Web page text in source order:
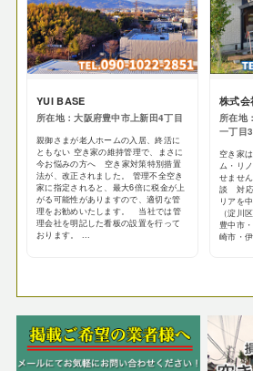
YUI BASE
所在地：大阪府豊中市上新田4丁目
親御さまが老人ホームの入居、終活に
ともない 空き家の維持管理で、まさに
今お悩みの方へ 空き家対策特別措置
法が、改正されました。 管理不全空き
家に指定されると、最大6倍に税金が上
がる可能性がありますので、適切な管
理をお勧めいたします。 当社では管
理会社を明記した看板の設置を行って
おります。 ...
株式会
所在地
一丁目
空き家
ム・リ
せませ
談 対応
リアを
（淀川
豊中市
崎市・